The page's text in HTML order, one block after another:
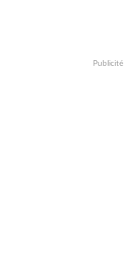
Publicité